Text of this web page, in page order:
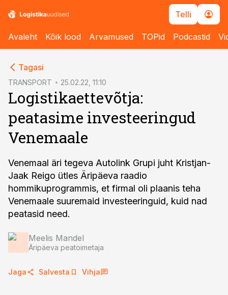
Telli
Avaleht Kõik lood Arvamused TOPid Podcastid
Tagasi
TRANSPORT 25.02.22, 11:10
Logistikaettevõtja:
peatasime investeeringud
Venemaale
Venemaal äri tegeva Autolink Grupi juht Kristjan-
Jaak Reigo ütles Äripäeva raadio
hommikuprogrammis, et firmal oli plaanis teha
Venemaale suuremaid investeeringuid, kuid nad
peatasid need.
Meelis Mandel
Äripäeva peatoimetaja
Jaga Salvesta Vihja